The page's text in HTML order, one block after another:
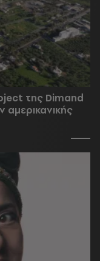
της Dimand
αμερικανικής